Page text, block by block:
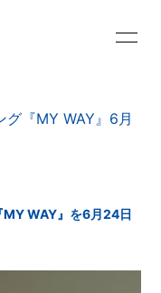
グ『MY WAY』6月
MY WAY』を6月24日